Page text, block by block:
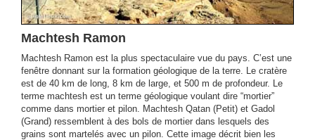
Machtesh Ramon
Machtesh Ramon est la plus spectaculaire vue du pays. C’est une
fenêtre donnant sur la formation géologique de la terre. Le cratère
est de 40 km de long, 8 km de large, et 500 m de profondeur. Le
terme machtesh est un terme géologique voulant dire “mortier”
comme dans mortier et pilon. Machtesh Qatan (Petit) et Gadol
(Grand) ressemblent à des bols de mortier dans lesquels des
grains sont martelés avec un pilon. Cette image décrit bien les